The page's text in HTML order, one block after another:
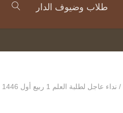
طلاب وضيوف الدار
/